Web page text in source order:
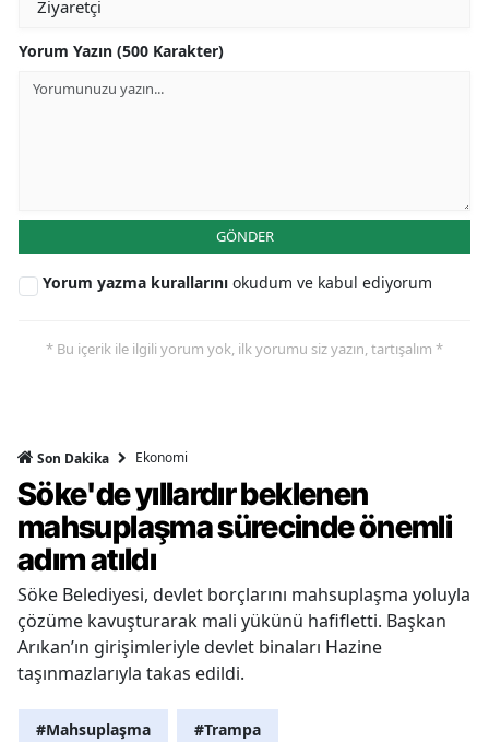
Yorum Yazın (500 Karakter)
GÖNDER
Yorum yazma kurallarını okudum ve kabul ediyorum
* Bu içerik ile ilgili yorum yok, ilk yorumu siz yazın, tartışalım *
Son Dakika Ekonomi
Söke'de yıllardır beklenen
mahsuplaşma sürecinde önemli
adım atıldı
Söke Belediyesi, devlet borçlarını mahsuplaşma yoluyla
çözüme kavuşturarak mali yükünü hafifletti. Başkan
Arıkan’ın girişimleriyle devlet binaları Hazine
taşınmazlarıyla takas edildi.
#Mahsuplaşma #Trampa